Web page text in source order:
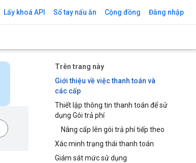
Lấy khoá API Sổ tay nấu ăn Cộng đồng Đăng nhập
Trên trang này
Giới thiệu về việc thanh toán và
các cấp
Thiết lập thông tin thanh toán để sử
dụng Gói trả phí
Nâng cấp lên gói trả phí tiếp theo
Xác minh trạng thái thanh toán
Giám sát mức sử dụng